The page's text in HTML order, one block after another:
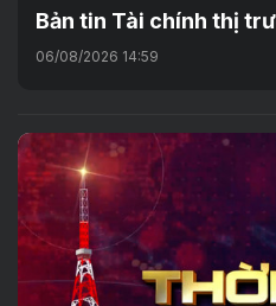
Bản tin Tài chính thị
06/08/2026 14:59